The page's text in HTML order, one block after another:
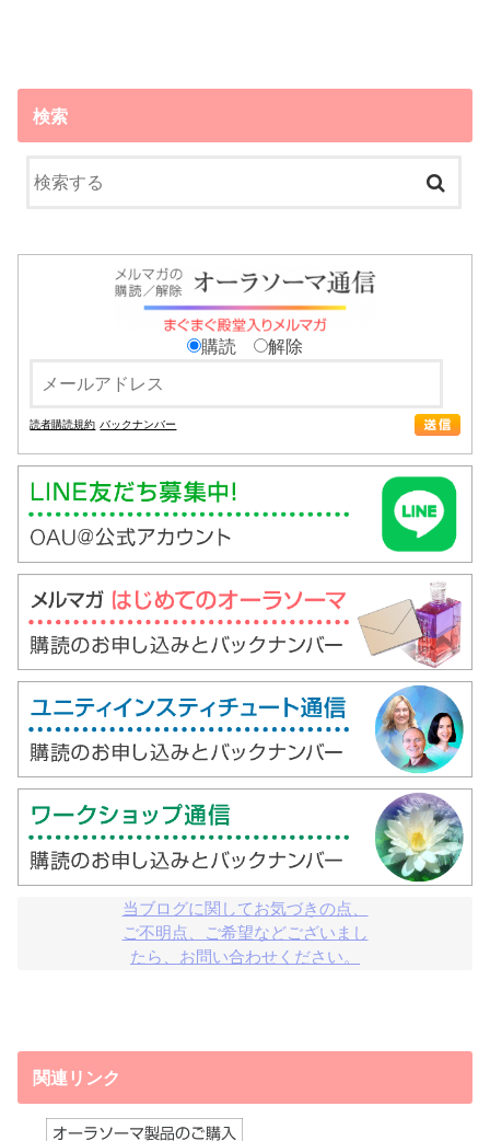
検索
購読 解除
読者購読規約 バックナンバー
当ブログに関してお気づきの点、
ご不明点、ご希望などございまし
たら、お問い合わせください。
関連リンク